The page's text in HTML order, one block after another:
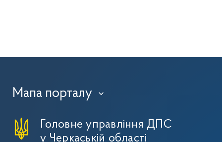
Мапа порталу ›
Головне управління ДПС
у Черкаській області